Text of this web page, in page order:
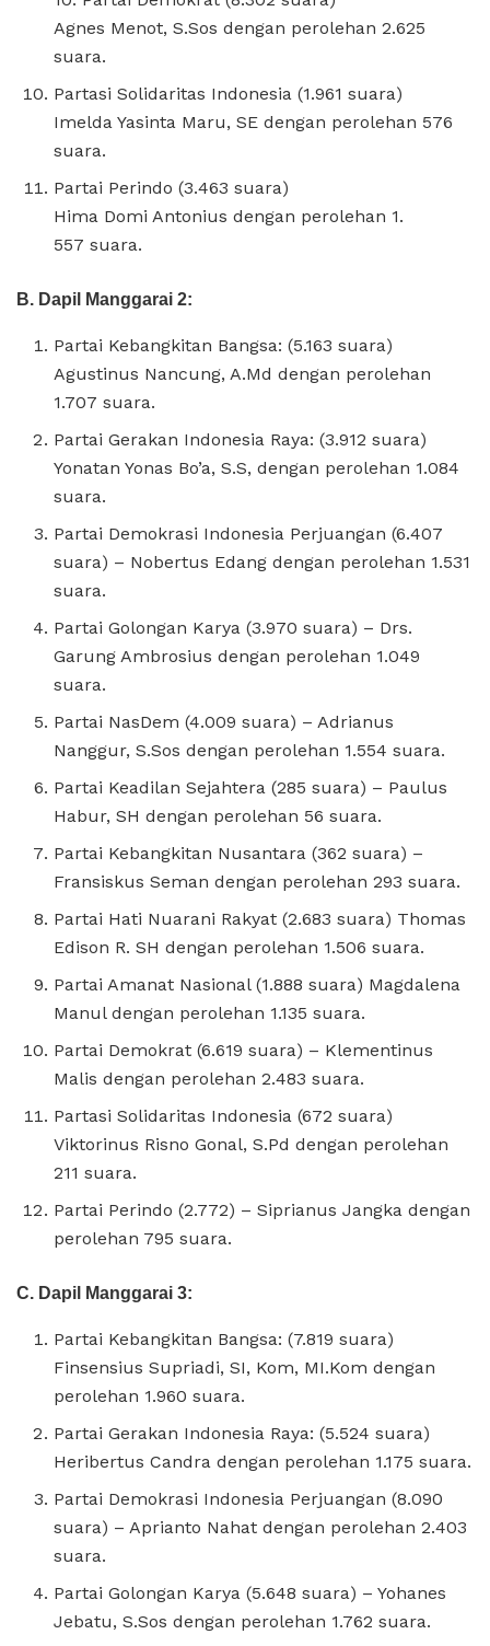
Agnes Menot, S.Sos dengan perolehan 2.625
suara.
Partasi Solidaritas Indonesia (1.961 suara)
Imelda Yasinta Maru, SE dengan perolehan 576
suara.
Partai Perindo (3.463 suara)
Hima Domi Antonius dengan perolehan 1.
557 suara.
B. Dapil Manggarai 2:
Partai Kebangkitan Bangsa: (5.163 suara)
Agustinus Nancung, A.Md dengan perolehan
1.707 suara.
Partai Gerakan Indonesia Raya: (3.912 suara)
Yonatan Yonas Bo’a, S.S, dengan perolehan 1.084
suara.
Partai Demokrasi Indonesia Perjuangan (6.407
suara) – Nobertus Edang dengan perolehan 1.531
suara.
Partai Golongan Karya (3.970 suara) – Drs.
Garung Ambrosius dengan perolehan 1.049
suara.
Partai NasDem (4.009 suara) – Adrianus
Nanggur, S.Sos dengan perolehan 1.554 suara.
Partai Keadilan Sejahtera (285 suara) – Paulus
Habur, SH dengan perolehan 56 suara.
Partai Kebangkitan Nusantara (362 suara) –
Fransiskus Seman dengan perolehan 293 suara.
Partai Hati Nuarani Rakyat (2.683 suara) Thomas
Edison R. SH dengan perolehan 1.506 suara.
Partai Amanat Nasional (1.888 suara) Magdalena
Manul dengan perolehan 1.135 suara.
Partai Demokrat (6.619 suara) – Klementinus
Malis dengan perolehan 2.483 suara.
Partasi Solidaritas Indonesia (672 suara)
Viktorinus Risno Gonal, S.Pd dengan perolehan
211 suara.
Partai Perindo (2.772) – Siprianus Jangka dengan
perolehan 795 suara.
C. Dapil Manggarai 3:
Partai Kebangkitan Bangsa: (7.819 suara)
Finsensius Supriadi, SI, Kom, MI.Kom dengan
perolehan 1.960 suara.
Partai Gerakan Indonesia Raya: (5.524 suara)
Heribertus Candra dengan perolehan 1.175 suara.
Partai Demokrasi Indonesia Perjuangan (8.090
suara) – Aprianto Nahat dengan perolehan 2.403
suara.
Partai Golongan Karya (5.648 suara) – Yohanes
Jebatu, S.Sos dengan perolehan 1.762 suara.